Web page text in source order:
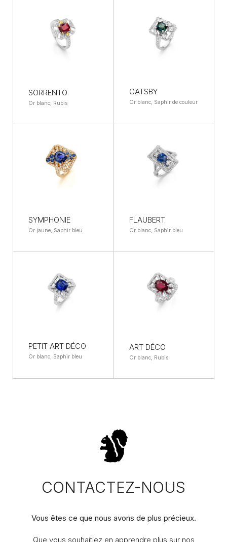
SORRENTO
Or blanc, Rubis
GATSBY
Or blanc, Saphir de couleur
SYMPHONIE
Or jaune, Saphir bleu
FLAUBERT
Or blanc, Saphir bleu
PETIT ART DÉCO
Or blanc, Saphir bleu
ART DÉCO
Or blanc, Rubis
CONTACTEZ-NOUS
Vous êtes ce que nous avons de plus précieux.
Que vous souhaitiez en apprendre plus sur nos